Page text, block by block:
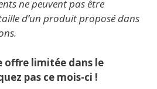
ne peuvent pas être
d’un produit proposé dans
offre limitée dans le
pas ce mois-ci !